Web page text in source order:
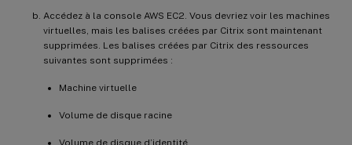
Accédez à la console AWS EC2. Vous devriez voir les machines
virtuelles, mais les balises créées par Citrix sont maintenant
supprimées. Les balises créées par Citrix des ressources
suivantes sont supprimées :
Machine virtuelle
Volume de disque racine
Volume de disque d’identité